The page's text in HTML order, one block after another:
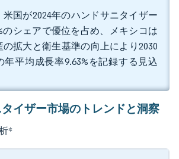
国が2024年のハンドサニタイザー
のシェアで優位を占め、メキシコは
拡大と衛生基準の向上により2030
年平均成長率9.63%を記録する見込
イザー市場のトレンドと洞察
*